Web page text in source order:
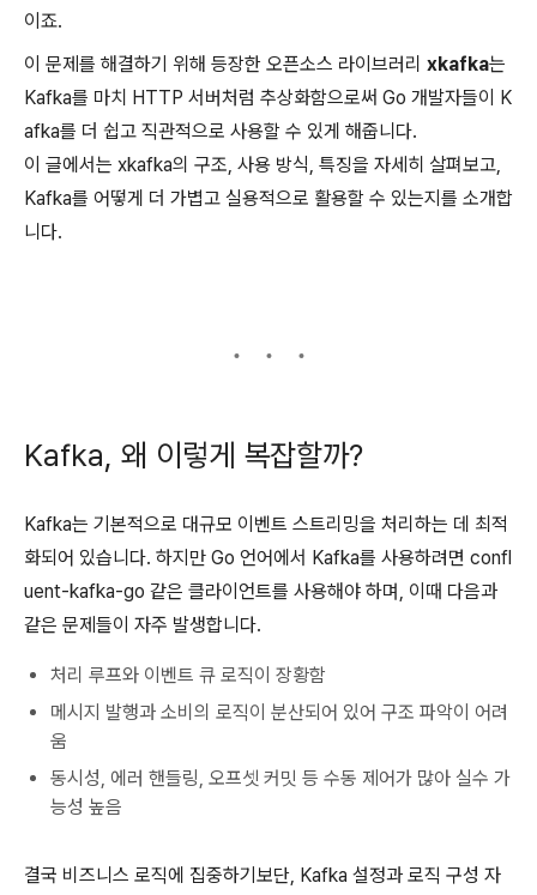
이죠.
이 문제를 해결하기 위해 등장한 오픈소스 라이브러리 xkafka는
Kafka를 마치 HTTP 서버처럼 추상화함으로써 Go 개발자들이 K
afka를 더 쉽고 직관적으로 사용할 수 있게 해줍니다.
이 글에서는 xkafka의 구조, 사용 방식, 특징을 자세히 살펴보고,
Kafka를 어떻게 더 가볍고 실용적으로 활용할 수 있는지를 소개합
니다.
Kafka, 왜 이렇게 복잡할까?
Kafka는 기본적으로 대규모 이벤트 스트리밍을 처리하는 데 최적
화되어 있습니다. 하지만 Go 언어에서 Kafka를 사용하려면 confl
uent-kafka-go 같은 클라이언트를 사용해야 하며, 이때 다음과
같은 문제들이 자주 발생합니다.
처리 루프와 이벤트 큐 로직이 장황함
메시지 발행과 소비의 로직이 분산되어 있어 구조 파악이 어려
움
동시성, 에러 핸들링, 오프셋 커밋 등 수동 제어가 많아 실수 가
능성 높음
결국 비즈니스 로직에 집중하기보단, Kafka 설정과 로직 구성 자